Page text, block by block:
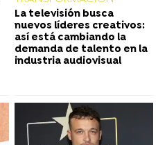
La televisión busca
nuevos líderes creativos:
así está cambiando la
demanda de talento en la
industria audiovisual